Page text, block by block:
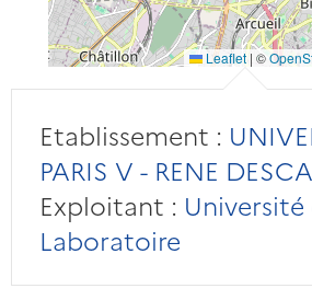
Leaflet | ©
Etablissement :
PARIS V - RENE
Exploitant : Université
Laboratoire